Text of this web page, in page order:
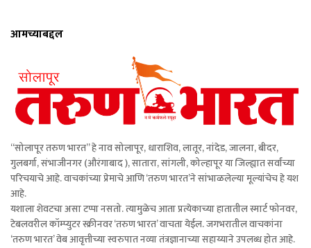
आमच्याबद्दल
“सोलापूर तरुण भारत” हे नाव सोलापूर, धाराशिव, लातूर, नांदेड, जालना, बीदर,
गुलबर्गा, संभाजीनगर (औरंगाबाद ), सातारा, सांगली, कोल्हापूर या जिल्ह्यात सर्वांच्या
परिचयाचे आहे. वाचकांच्या प्रेमाचे आणि ‘तरुण भारत’ने सांभाळलेल्या मूल्यांचेच हे यश
आहे.
यशाला शेवटचा असा टप्पा नसतो. त्यामुळेच आता प्रत्येकाच्या हातातील स्मार्ट फोनवर,
टेबलवरील कॉम्प्युटर स्क्रीनवर ‘तरुण भारत’ वाचता येईल. जगभरातील वाचकांना
‘तरुण भारत’ वेब आवृत्तीच्या स्वरुपात नव्या तंत्रज्ञानाच्या सहाय्याने उपलब्ध होत आहे.